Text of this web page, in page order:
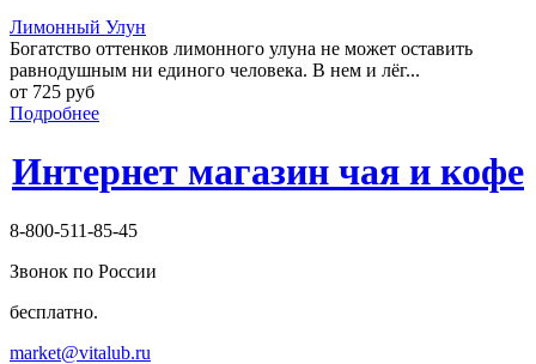
Лимонный Улун
Богатство оттенков лимонного улуна не может оставить
равнодушным ни единого человека. В нем и лёг...
от 725 руб
Подробнее
Интернет магазин чая и кофе
8-800-511-85-45
Звонок по России
бесплатно.
market@vitalub.ru